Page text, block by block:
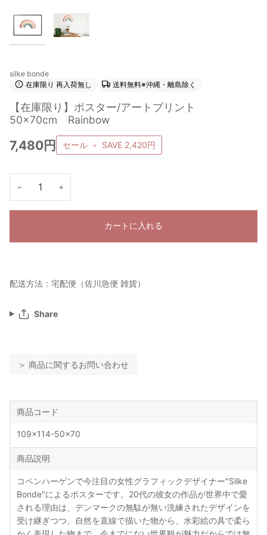
silke bonde
在庫限り 再入荷無し
送料無料※沖縄・離島除く
【在庫限り】ポスター/アートプリント
50×70cm Rainbow
7,480円 セール • SAVE 2,420円
− +
カートに入れる
配送方法：宅配便（佐川急便 雑貨）
Share
＞ 商品に関するお問い合わせ
商品コード
109x114-50x70
商品説明
コペンハーゲンで今注目の女性グラフィックデザイナー"Silke
Bonde"によるポスターです。20代の彼女の作品が世界中で愛
される理由は、デンマークの無駄が無い洗練されたデザインを
受け継ぎつつ、自然を直線で描いた物から、水彩絵の具で柔ら